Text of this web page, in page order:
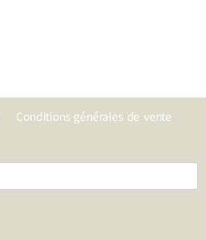
Conditions générales de vente